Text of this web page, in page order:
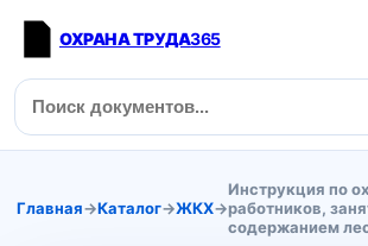
ОХРАНА ТРУДА365
Главная→Каталог→ЖКХ→
Инструкция по
работников,
содержанием